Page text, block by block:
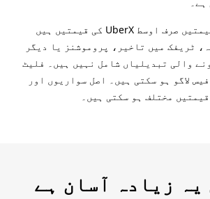
*نمونہ سواری کی قیمتیں صرف اوسط UberX کی قیمتیں ہیں
ٹریفک میں تاخیر، پروموشنز یا دیگر
والی تبدیلیاں شامل نہیں ہیں۔ فلیٹ
لاگو ہو سکتی ہیں۔ اصل سواریوں اور
مختلف ہو سکتی ہیں۔
یہ زیادہ آسان ہے